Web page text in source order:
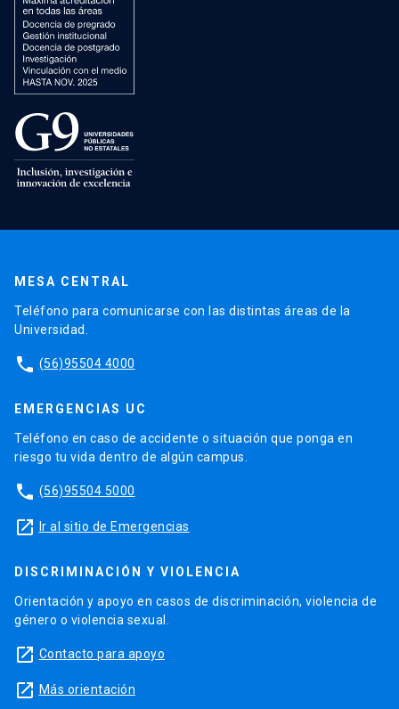
MESA CENTRAL
Teléfono para comunicarse con las distintas áreas de la
Universidad.
phone (56)95504 4000
EMERGENCIAS UC
Teléfono en caso de accidente o situación que ponga en
riesgo tu vida dentro de algún campus.
phone (56)95504 5000
launch Ir al sitio de Emergencias
DISCRIMINACIÓN Y VIOLENCIA
Orientación y apoyo en casos de discriminación, violencia de
género o violencia sexual.
launch Contacto para apoyo
launch Más orientación